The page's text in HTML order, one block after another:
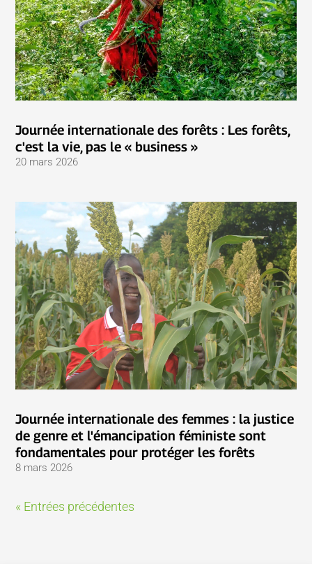
Journée internationale des forêts : Les forêts,
c'est la vie, pas le « business »
20 mars 2026
Journée internationale des femmes : la justice
de genre et l'émancipation féministe sont
fondamentales pour protéger les forêts
8 mars 2026
« Entrées précédentes